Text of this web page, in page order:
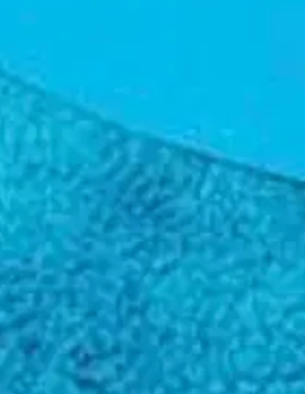
Towel on on nimensä
nähden monkertaisen
kasoisharjatusta
kuivatessa. Kooltaan pyyhe
aseteessa zeoliitittömällä